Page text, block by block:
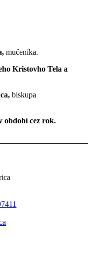
mučeníka.
Kristovho Tela a
biskupa
období cez rok.